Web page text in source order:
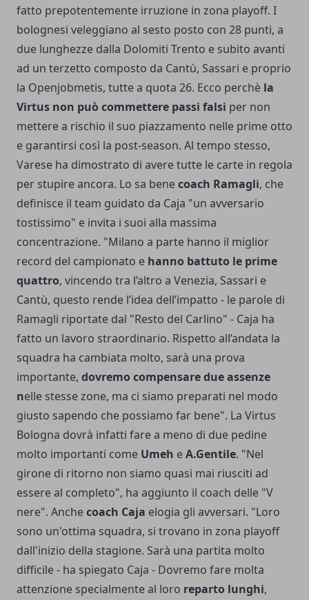
fatto prepotentemente irruzione in zona playoff. I
bolognesi veleggiano al sesto posto con 28 punti, a
due lunghezze dalla Dolomiti Trento e subito avanti
ad un terzetto composto da Cantù, Sassari e proprio
la Openjobmetis, tutte a quota 26. Ecco perchè la
Virtus non può commettere passi falsi per non
mettere a rischio il suo piazzamento nelle prime otto
e garantirsi così la post-season. Al tempo stesso,
Varese ha dimostrato di avere tutte le carte in regola
per stupire ancora. Lo sa benecoach Ramagli, che
definisce il team guidato da Caja "un avversario
tostissimo" e invita i suoi alla massima
concentrazione. "Milano a parte hanno il miglior
record del campionato e hanno battuto le prime
quattro, vincendo tra l’altro a Venezia, Sassari e
Cantù, questo rende l’idea dell’impatto - le parole di
Ramagli riportate dal "Resto del Carlino" - Caja ha
fatto un lavoro straordinario. Rispetto all’andata la
squadra ha cambiata molto, sarà una prova
importante, dovremo compensare due assenze
nelle stesse zone, ma ci siamo preparati nel modo
giusto sapendo che possiamo far bene". La Virtus
Bologna dovrà infatti fare a meno di due pedine
molto importanti come Umeh eA.Gentile. "Nel
girone di ritorno non siamo quasi mai riusciti ad
essere al completo", ha aggiunto il coach delle "V
nere". Anchecoach Caja elogia gli avversari. "Loro
sono un'ottima squadra, si trovano in zona playoff
dall'inizio della stagione. Sarà una partita molto
difficile - ha spiegato Caja - Dovremo fare molta
attenzione specialmente al loro reparto lunghi,